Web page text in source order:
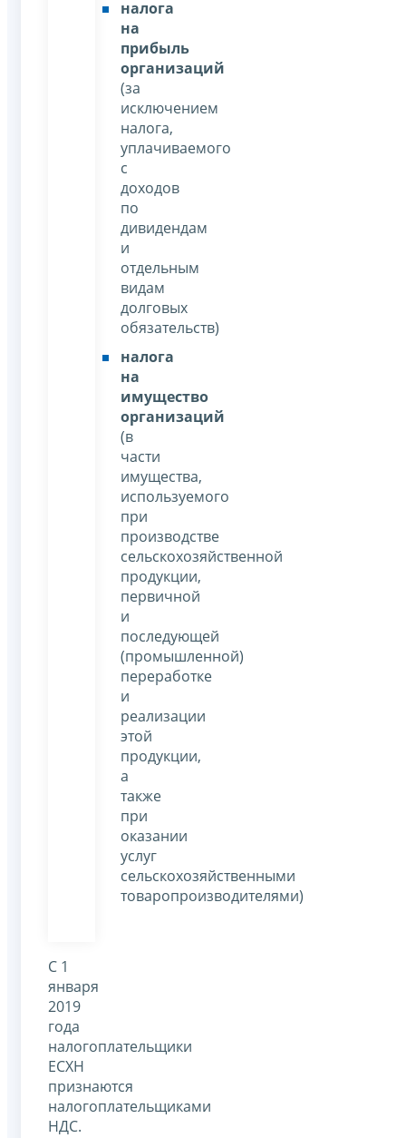
налога
на
прибыль
организаций
(за
исключением
налога,
уплачиваемого
с
доходов
по
дивидендам
и
отдельным
видам
долговых
обязательств)
налога
на
имущество
организаций
(в
части
имущества,
используемого
при
производстве
сельскохозяйственной
продукции,
первичной
и
последующей
(промышленной)
переработке
и
реализации
этой
продукции,
а
также
при
оказании
услуг
сельскохозяйственными
товаропроизводителями)
С 1
января
2019
года
налогоплательщики
ЕСХН
признаются
налогоплательщиками
НДС.